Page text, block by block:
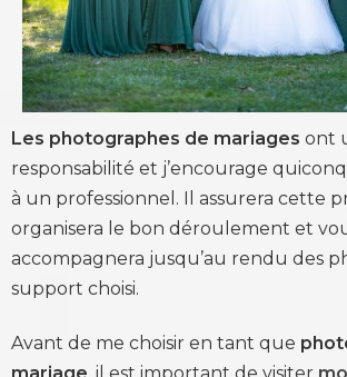
Les photographes de mariages ont
responsabilité et j’encourage
à un professionnel. Il assurera cette
organisera le bon déroulement et
accompagnera jusqu’au rendu des
support choisi.
Avant de me choisir en tant que
mariage, il est important de visiter